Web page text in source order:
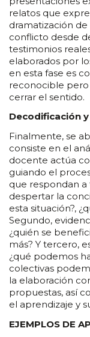
relatos que
dramatización
conflicto desde
testimonios
elaborados por
en esta fase es
reconocible pero
cerrar el sentido.
Decodificación
Finalmente, se
consiste en el
docente actúa
guiando el
que respondan a
despertar la
esta situación?,
Segundo,
¿quién se
más? Y tercero,
¿qué podemos
colectivas
la elaboración
propuestas, así
el aprendizaje y
EJEMPLOS DE